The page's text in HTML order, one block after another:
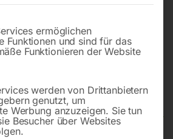
Elmag Keilriemen-
Modell KBM
13 TN
Service-Gruppen, für die eine
ermöglichen
Funktionen und sind für das
Funktionieren der Website
werden von Drittanbietern
genutzt, um
Werbung anzuzeigen. Sie tun
Besucher über Websites